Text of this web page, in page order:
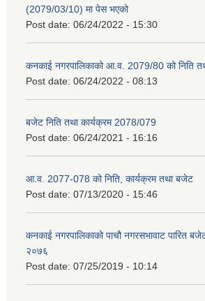
(2079/03/10) मा पेस भएको
Post date: 06/24/2022 - 15:30
कनकाई नगरपालिकाको आ.व. 2079/80 को निति
Post date: 06/24/2022 - 08:13
बजेट निति तथा कार्यक्रम 2078/079
Post date: 06/24/2021 - 16:16
आ.व. 2077-078 को निति, कार्यक्रम तथा बजेट
Post date: 07/13/2020 - 15:46
कनकाई नगरपालिकाको पाचौ नगरसभावाट पारित
२०७६
Post date: 07/25/2019 - 10:14